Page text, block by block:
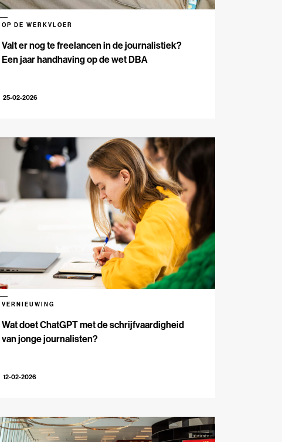
Valt er nog te freelancen in de journalistiek?
Een jaar handhaving op de wet DBA
OP DE WERKVLOER
25-02-2026
Wat doet ChatGPT met de schrijfvaardigheid
van jonge journalisten?
VERNIEUWING
12-02-2026